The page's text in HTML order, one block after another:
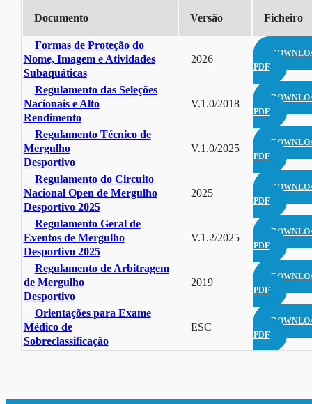
Documento Versão Ficheiro
Formas de Proteção do
Nome, Imagem e Atividades
Subaquáticas
2026
PDF
Regulamento das Seleções
Nacionais e Alto
Rendimento
V.1.0/2018
PDF
Regulamento Técnico de
Mergulho
Desportivo
V.1.0/2025
PDF
Regulamento do Circuito
Nacional Open de Mergulho
Desportivo 2025
2025
PDF
Regulamento Geral de
Eventos de Mergulho
Desportivo 2025
V.1.2/2025
PDF
Regulamento de Arbitragem
de Mergulho
Desportivo
2019
PDF
Orientações para Exame
Médico de
Sobreclassificação
ESC
PDF